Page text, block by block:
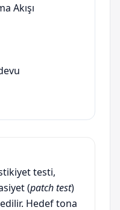
Akışı
testi,
(patch test)
Hedef tona